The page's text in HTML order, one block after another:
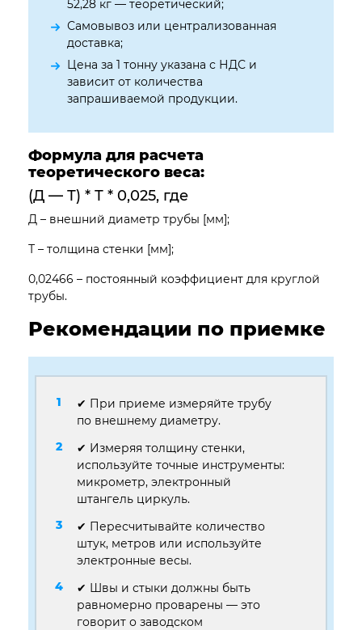
52,28 кг — теоретический;
Самовывоз или централизованная
доставка;
Цена за 1 тонну указана с НДС и
зависит от количества
запрашиваемой продукции.
Формула для расчета
теоретического веса:
(Д — Т) * Т * 0,025, где
Д – внешний диаметр трубы [мм];
Т – толщина стенки [мм];
0,02466 – постоянный коэффициент для круглой
трубы.
Рекомендации по приемке
✔ При приеме измеряйте трубу
по внешнему диаметру.
✔ Измеряя толщину стенки,
используйте точные инструменты:
микрометр, электронный
штангель циркуль.
✔ Пересчитывайте количество
штук, метров или используйте
электронные весы.
✔ Швы и стыки должны быть
равномерно проварены — это
говорит о заводском